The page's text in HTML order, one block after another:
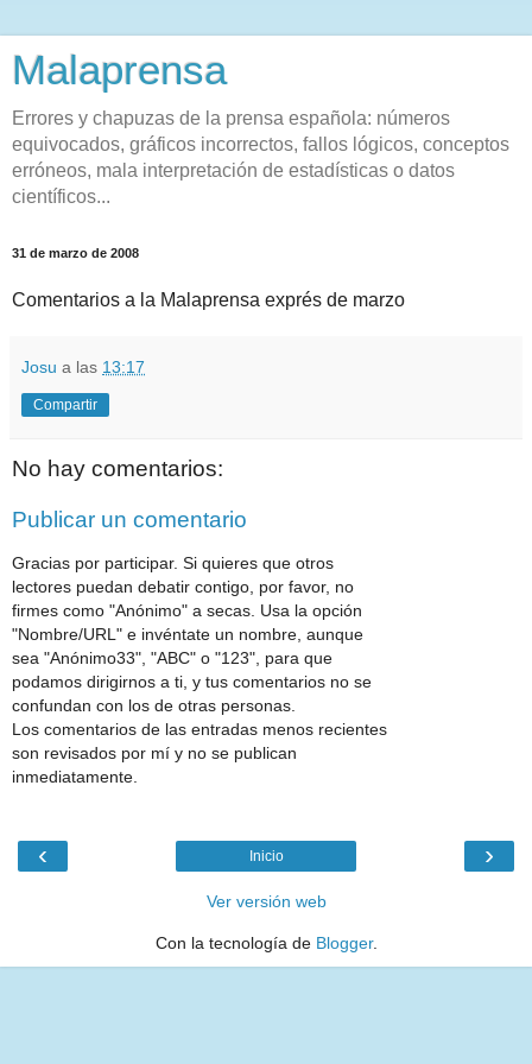
Malaprensa
Errores y chapuzas de la prensa española: números
equivocados, gráficos incorrectos, fallos lógicos, conceptos
erróneos, mala interpretación de estadísticas o datos
científicos...
31 de marzo de 2008
Comentarios a la Malaprensa exprés de marzo
Josu a las 13:17
Compartir
No hay comentarios:
Publicar un comentario
Gracias por participar. Si quieres que otros
lectores puedan debatir contigo, por favor, no
firmes como "Anónimo" a secas. Usa la opción
"Nombre/URL" e invéntate un nombre, aunque
sea "Anónimo33", "ABC" o "123", para que
podamos dirigirnos a ti, y tus comentarios no se
confundan con los de otras personas.
Los comentarios de las entradas menos recientes
son revisados por mí y no se publican
inmediatamente.
‹ ›
Inicio
Ver versión web
Con la tecnología de Blogger.